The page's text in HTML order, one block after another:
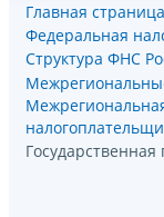
Главная страница
Федеральная
Структура ФНС